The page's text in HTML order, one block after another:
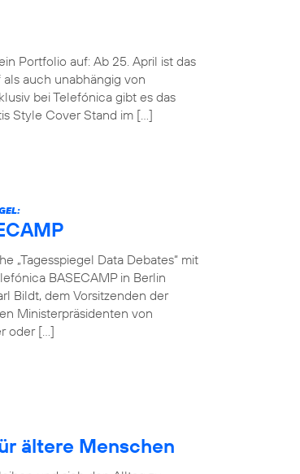
Portfolio auf: Ab 25. April ist das
als auch unabhängig von
bei Telefónica gibt es das
Style Cover Stand im […]
„Tagesspiegel Data Debates“ mit
BASECAMP in Berlin
Bildt, dem Vorsitzenden der
Ministerpräsidenten von
oder […]
ältere Menschen